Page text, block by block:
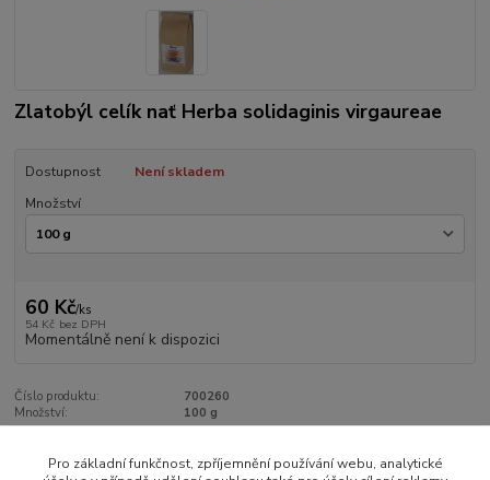
Zlatobýl celík nať Herba solidaginis virgaureae
Dostupnost
Není skladem
Množství
60 Kč/ks
54 Kč bez DPH
Momentálně není k dispozici
Číslo produktu:
700260
Množství:
100 g
Zboží zařazeno v kategoriích
Pro základní funkčnost, zpříjemnění používání webu, analytické